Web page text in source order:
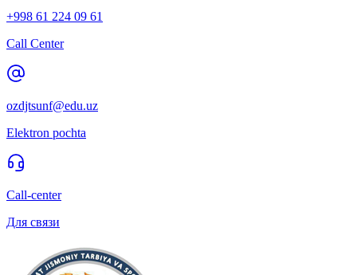
+998 61 224 09 61
Call Center
ozdjtsunf@edu.uz
Elektron pochta
Call-center
Для связи